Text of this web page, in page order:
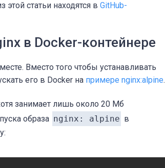
статьи находятся в GitHub-
в Docker-контейнере
Вместо того чтобы устанавливать
его в Docker на примере nginx:alpine.
занимает лишь около 20 Мб
образа nginx: alpine в